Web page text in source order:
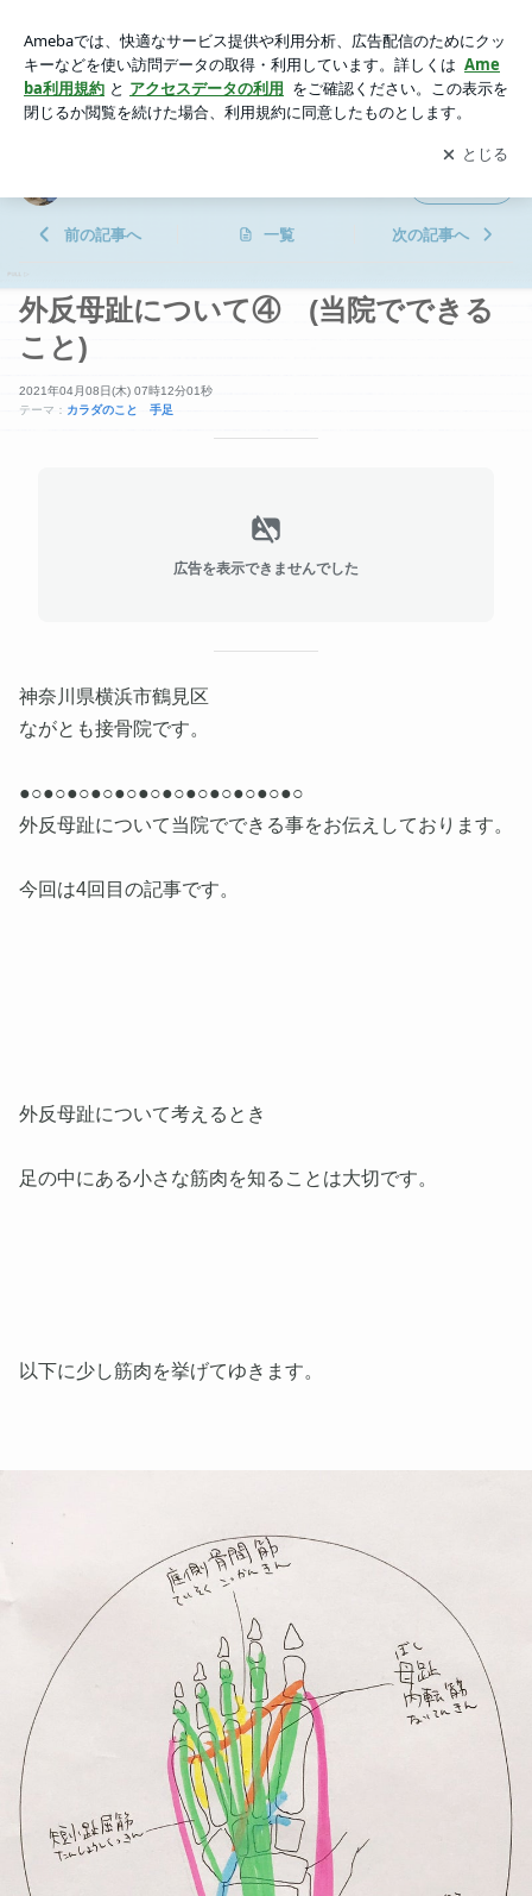
接骨院
アプリをダウンロードして ブログの更新通知
を受け取りまし
ょう。
開く
前の記事へ 一覧 次の記事へ
外反母趾について④ (当院でできる
こと)
2021年04月08日(木) 07時12分01秒
テーマ： カラダのこと 手足
広告を表示できませんでした
神奈川県横浜市鶴見区
ながとも接骨院です。
●○●○●○●○●○●○●○●○●○●○●○●○
外反母趾について当院でできる事をお伝えしております。
今回は4回目の記事です。
外反母趾について考えるとき
足の中にある小さな筋肉を知ることは大切です。
以下に少し筋肉を挙げてゆきます。